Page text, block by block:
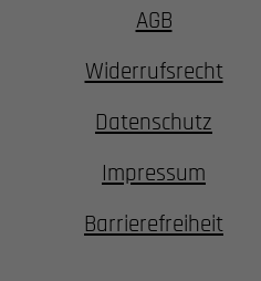
AGB
Widerrufsrecht
Datenschutz
Impressum
Barrierefreiheit